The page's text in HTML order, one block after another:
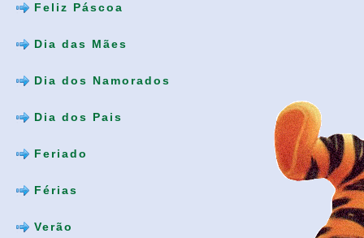
Feliz Páscoa
Dia das Mães
Dia dos Namorados
Dia dos Pais
Feriado
Férias
Verão